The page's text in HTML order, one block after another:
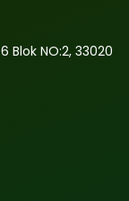
Blok NO:2, 33020